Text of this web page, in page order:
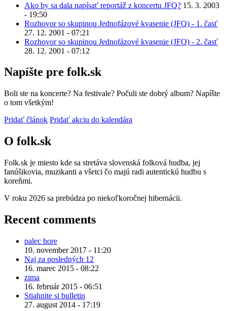
Ako by sa dala napísať reportáž z koncertu JFQ? 15. 3. 2003
- 19:50
Rozhovor so skupinou Jednofázové kvasenie (JFQ) - 1. časť
27. 12. 2001 - 07:21
Rozhovor so skupinou Jednofázové kvasenie (JFQ) - 2. časť
28. 12. 2001 - 07:12
Napíšte pre folk.sk
Boli ste na koncerte? Na festivale? Počuli ste dobrý album? Napíšte
o tom všetkým!
Pridať článok Pridať akciu do kalendára
O folk.sk
Folk.sk je miesto kde sa stretáva slovenská folková hudba, jej
fanúšikovia, muzikanti a všetci čo majú radi autentickú hudbu s
koreňmi.
V roku 2026 sa prebúdza po niekoľkoročnej hibernácii.
Recent comments
palec hore
10. november 2017 - 11:20
Naj za posledných 12
16. marec 2015 - 08:22
zima
16. február 2015 - 06:51
Stiahnite si bulletin
27. august 2014 - 17:19